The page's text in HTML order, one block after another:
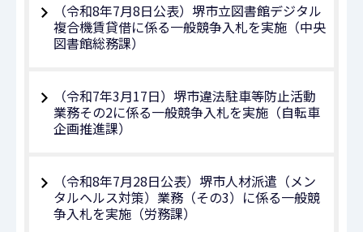
（令和8年7月8日公表）堺市立図書館デジタル
複合機賃貸借に係る一般競争入札を実施（中央
図書館総務課）
（令和7年3月17日）堺市違法駐車等防止活動
業務その2に係る一般競争入札を実施（自転車
企画推進課）
（令和8年7月28日公表）堺市人材派遣（メン
タルヘルス対策）業務（その3）に係る一般競
争入札を実施（労務課）